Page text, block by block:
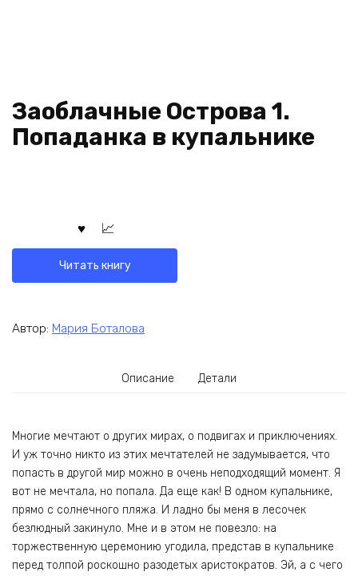
Заоблачные Острова 1.
Попаданка в купальнике
Читать книгу
Автор: Мария Боталова
Описание Детали
Многие мечтают о других мирах, о подвигах и приключениях.
И уж точно никто из этих мечтателей не задумывается, что
попасть в другой мир можно в очень неподходящий момент. Я
вот не мечтала, но попала. Да еще как! В одном купальнике,
прямо с солнечного пляжа. И ладно бы меня в лесочек
безлюдный закинуло. Мне и в этом не повезло: на
торжественную церемонию угодила, представ в купальнике
перед толпой роскошно разодетых аристократов. Эй, а с чего